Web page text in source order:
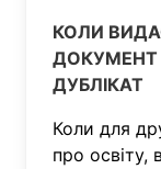
КОЛИ
ДОКУМЕНТ
ДУБЛІКАТ
Коли для
про освіту,